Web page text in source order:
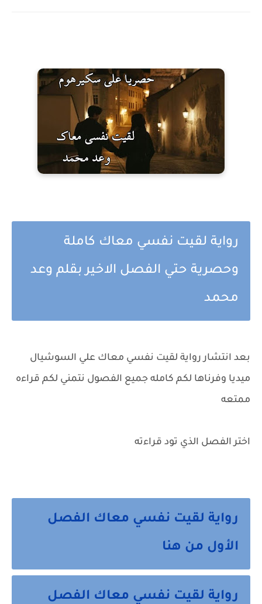
رواية لقيت نفسي معاك كاملة
وحصرية حتي الفصل الاخير بقلم وعد
محمد
بعد انتشار رواية لقيت نفسي معاك علي السوشيال
ميديا وفرناها لكم كامله جميع الفصول نتمني لكم قراءه
ممتعه
اختر الفصل الذي تود قراءته
رواية لقيت نفسي معاك الفصل
الأول من هنا
رواية لقيت نفسي معاك الفصل